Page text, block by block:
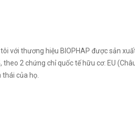
với thương hiệu BIOPHAP được sản
theo 2 chứng chỉ quốc tế hữu cơ: EU
của họ.